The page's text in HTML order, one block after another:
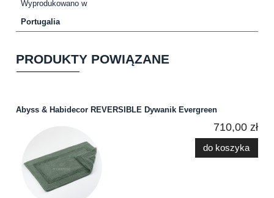
Wyprodukowano w
Portugalia
PRODUKTY POWIĄZANE
Abyss & Habidecor REVERSIBLE Dywanik Evergreen
710,00 zł
do koszyka